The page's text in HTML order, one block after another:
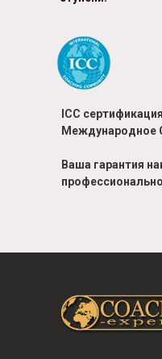
ICC
Международное
Ваша гарантия